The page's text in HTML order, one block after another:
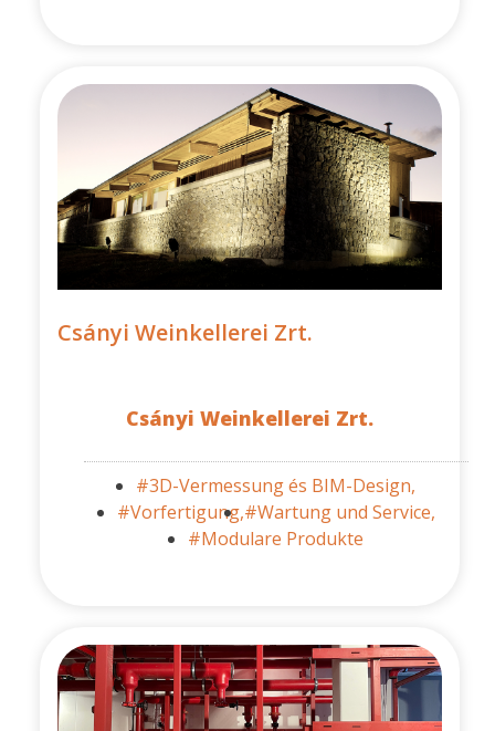
Csányi Weinkellerei Zrt.
Csányi Weinkellerei Zrt.
#3D-Vermessung és BIM-Design,
#Vorfertigung,#Wartung und Service,
#Modulare Produkte